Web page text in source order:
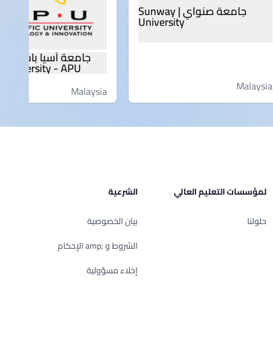
جامعة صنواي | Sunway
University
Malaysia
University - APU
Malaysia
لمؤسسات التعليم العالي
حلولنا
الشرعية
بيان الخصوصية
الشروط و ;amp الإحكام
إخلاء مسؤولية